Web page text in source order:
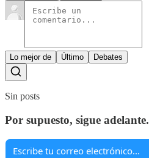
Lo mejor de Último Debates
Sin posts
Por supuesto, sigue adelante.